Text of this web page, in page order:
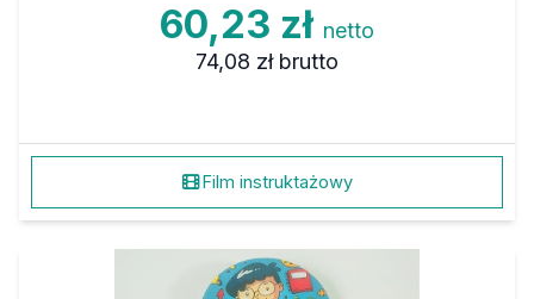
60,23 zł netto
74,08 zł brutto
Film instruktażowy